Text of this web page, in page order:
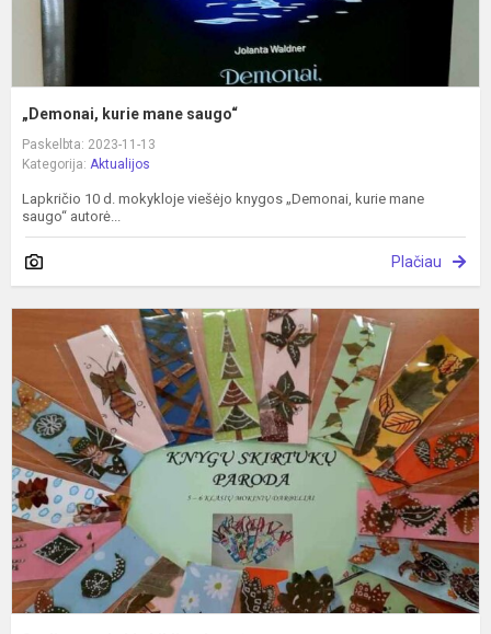
„Demonai, kurie mane saugo“
Paskelbta: 2023-11-13
Kategorija: Aktualijos
Lapkričio 10 d. mokykloje viešėjo knygos „Demonai, kurie mane
saugo“ autorė...
Plačiau